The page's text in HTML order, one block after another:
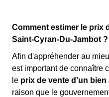
Comment estimer le prix
Saint-Cyran-Du-Jambot ?
Afin d'appréhender au
est important de connaître
le prix de vente d'un bien
raison que le